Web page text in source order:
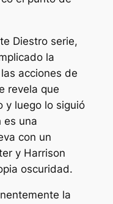
Diestroserie,
la
acciones de
revela que
y luego lo siguió
es una
con un
y Harrison
oscuridad.
la